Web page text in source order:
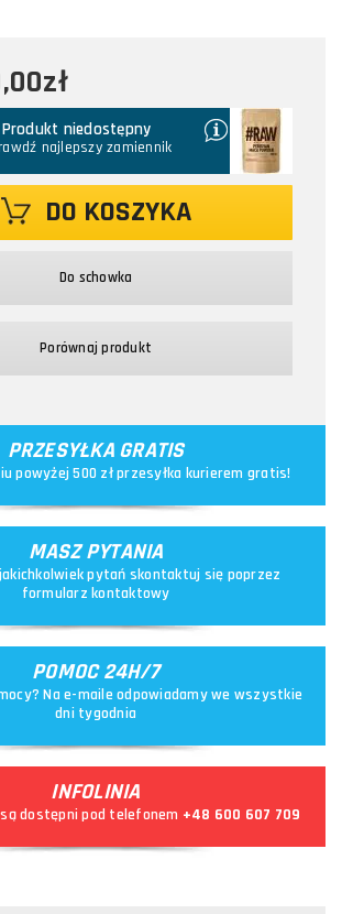
Produkt niedostępny
najlepszy zamiennik
DO KOSZYKA
Do schowka
Porównaj produkt
PRZESYŁKA GRATIS
powyżej 500 zł przesyłka kurierem gratis!
MASZ PYTANIA
pytań skontaktuj się poprzez
formularz kontaktowy
POMOC 24H/7
Na e-maile odpowiadamy we wszystkie
dni tygodnia
INFOLINIA
dostępni pod telefonem +48 600 607 709